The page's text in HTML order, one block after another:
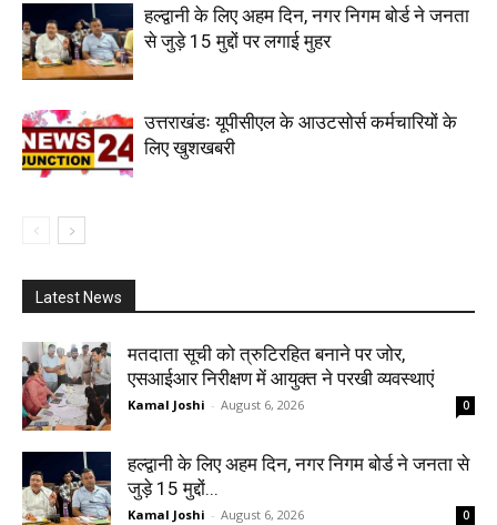
हल्द्वानी के लिए अहम दिन, नगर निगम बोर्ड ने जनता
से जुड़े 15 मुद्दों पर लगाई मुहर
उत्तराखंडः यूपीसीएल के आउटसोर्स कर्मचारियों के
लिए खुशखबरी
Latest News
मतदाता सूची को त्रुटिरहित बनाने पर जोर,
एसआईआर निरीक्षण में आयुक्त ने परखी व्यवस्थाएं
Kamal Joshi - August 6, 2026 0
हल्द्वानी के लिए अहम दिन, नगर निगम बोर्ड ने जनता से
जुड़े 15 मुद्दों...
Kamal Joshi - August 6, 2026 0